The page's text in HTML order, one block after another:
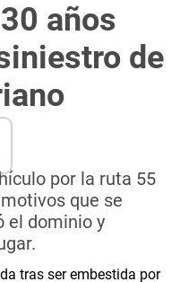
años
de
por la ruta 55
que se
el dominio y